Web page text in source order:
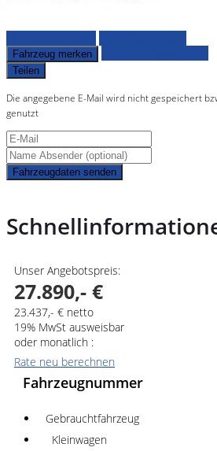
Fahrzeug merken
Teilen
Die angegebene E-Mail wird nicht gespeichert
genutzt
Fahrzeugdaten senden
Unser Angebotspreis:
27.890,- €
23.437,- € netto
19% MwSt ausweisbar
oder monatlich :
Rate neu berechnen
Fahrzeugnummer
Gebrauchtfahrzeug
Kleinwagen